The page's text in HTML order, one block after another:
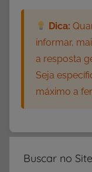
Dica:
informar,
a resposta
Seja
máximo a
Buscar no Site